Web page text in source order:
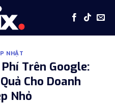
NHẬT
Trên Google:
Cho Doanh
Nhỏ